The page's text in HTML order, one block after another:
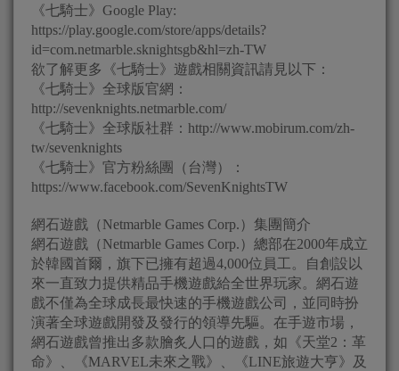
《七騎士》Google Play:
https://play.google.com/store/apps/details?
id=com.netmarble.sknightsgb&hl=zh-TW
欲了解更多《七騎士》遊戲相關資訊請見以下：
《七騎士》全球版官網：
http://sevenknights.netmarble.com/
《七騎士》全球版社群：http://www.mobirum.com/zh-
tw/sevenknights
《七騎士》官方粉絲團（台灣）：
https://www.facebook.com/SevenKnightsTW
網石遊戲（Netmarble Games Corp.）集團簡介
網石遊戲（Netmarble Games Corp.）總部在2000年成立
於韓國首爾，旗下已擁有超過4,000位員工。自創設以
來一直致力提供精品手機遊戲給全世界玩家。網石遊
戲不僅為全球成長最快速的手機遊戲公司，並同時扮
演著全球遊戲開發及發行的領導先驅。在手遊市場，
網石遊戲曾推出多款膾炙人口的遊戲，如《天堂2：革
命》、《MARVEL未來之戰》、《LINE旅遊大亨》及